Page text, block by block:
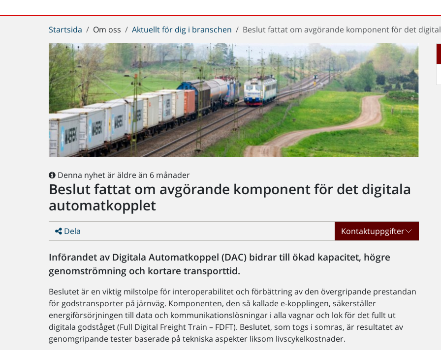
Du
är
här:
Startsida Om oss Aktuellt för dig i branschen Beslut fattat om avgörande komponent för det
Denna nyhet är äldre än 6 månader
Beslut fattat om avgörande komponent för det digitala
automatkopplet
Dela Kontaktuppgifter
Införandet av Digitala Automatkoppel (DAC) bidrar till ökad kapacitet, högre
genomströmning och kortare transporttid.
Beslutet är en viktig milstolpe för interoperabilitet och förbättring av den övergripande prestandan
för godstransporter på järnväg. Komponenten, den så kallade e-kopplingen, säkerställer
energiförsörjningen till data och kommunikationslösningar i alla vagnar och lok för det fullt ut
digitala godståget (Full Digital Freight Train – FDFT). Beslutet, som togs i somras, är resultatet av
genomgripande tester baserade på tekniska aspekter liksom livscykelkostnader.